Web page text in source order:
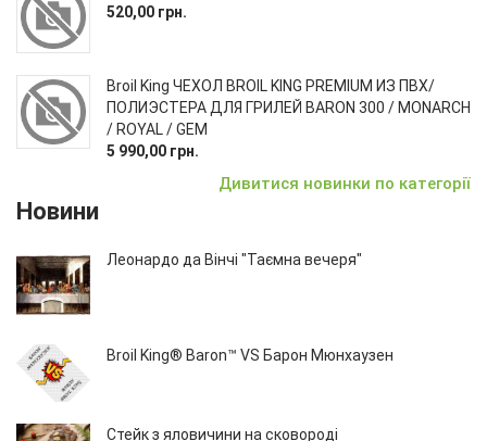
520,00 грн.
Broil King ЧЕХОЛ BROIL KING PREMIUM ИЗ ПВХ/
ПОЛИЭСТЕРА ДЛЯ ГРИЛЕЙ BARON 300 / MONARCH
/ ROYAL / GEM
5 990,00 грн.
Дивитися новинки по категорії
Новини
Леонардо да Вінчі "Таємна вечеря"
Broil King® Baron™ VS Барон Мюнхаузен
Стейк з яловичини на сковороді